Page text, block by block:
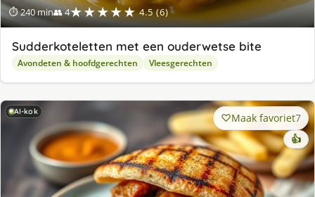
⏱ 240 min👥 4★★★★★ 4.5 (6)
Sudderkoteletten met een ouderwetse bite
Avondeten & hoofdgerechten Vleesgerechten
AI-kok Maak favoriet7
👍